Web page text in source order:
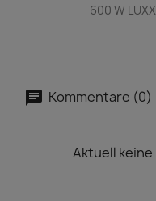
600 W
Kommentare (0)
Aktuell